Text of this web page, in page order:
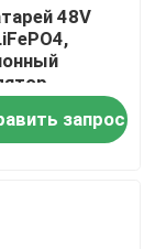
48V
солнечной
запрос